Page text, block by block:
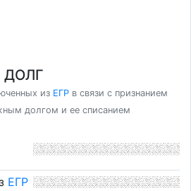
из ЕГР в связи с признанием
долгом и ее списанием
ЕГР